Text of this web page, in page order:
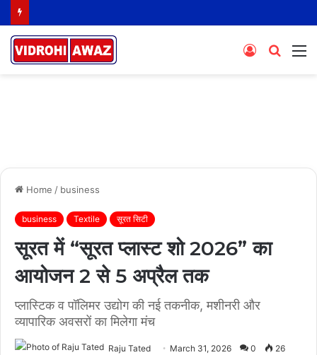
Search
Log
Home / business
business Textile सूरत सिटी
सूरत में “सूरत प्लास्ट शो 2026” का
आयोजन 2 से 5 अप्रैल तक
प्लास्टिक व पॉलिमर उद्योग की नई तकनीक, मशीनरी और
व्यापारिक अवसरों का मिलेगा मंच
Raju Tated March 31, 2026 0 26